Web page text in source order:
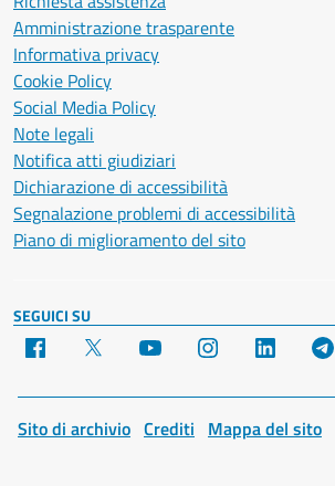
Amministrazione trasparente
Informativa privacy
Cookie Policy
Social Media Policy
Note legali
Notifica atti giudiziari
Dichiarazione di accessibilità
Segnalazione problemi di accessibilità
Piano di miglioramento del sito
SEGUICI SU
Facebook YouTube Instagram LinkedIn
Sito di archivio Crediti Mappa del sito